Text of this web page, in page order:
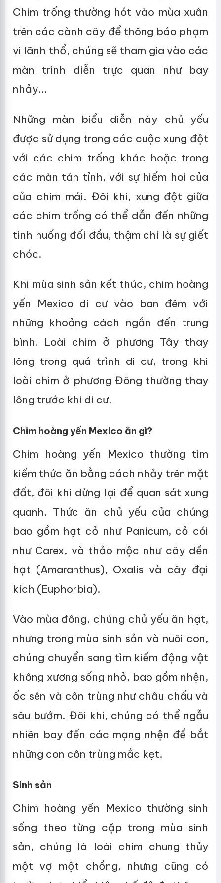
Chim trống thường hót vào mùa xuân
trên các cành cây để thông báo phạm
vi lãnh thổ, chúng sẽ tham gia vào các
màn trình diễn trực quan như bay
nhảy...
Những màn biểu diễn này chủ yếu
được sử dụng trong các cuộc xung đột
với các chim trống khác hoặc trong
các màn tán tỉnh, với sự hiếm hoi của
của chim mái. Đôi khi, xung đột giữa
các chim trống có thể dẫn đến những
tình huống đối đầu, thậm chí là sự giết
chóc.
Khi mùa sinh sản kết thúc, chim hoàng
yến Mexico di cư vào ban đêm với
những khoảng cách ngắn đến trung
bình. Loài chim ở phương Tây thay
lông trong quá trình di cư, trong khi
loài chim ở phương Đông thường thay
lông trước khi di cư.
Chim hoàng yến Mexico ăn gì?
Chim hoàng yến Mexico thường tìm
kiếm thức ăn bằng cách nhảy trên mặt
đất, đôi khi dừng lại để quan sát xung
quanh. Thức ăn chủ yếu của chúng
bao gồm hạt cỏ như Panicum, cỏ cói
như Carex, và thảo mộc như cây dền
hạt (Amaranthus), Oxalis và cây đại
kích (Euphorbia).
Vào mùa đông, chúng chủ yếu ăn hạt,
nhưng trong mùa sinh sản và nuôi con,
chúng chuyển sang tìm kiếm động vật
không xương sống nhỏ, bao gồm nhện,
ốc sên và côn trùng như châu chấu và
sâu bướm. Đôi khi, chúng có thể ngẫu
nhiên bay đến các mạng nhện để bắt
những con côn trùng mắc kẹt.
Sinh sản
Chim hoàng yến Mexico thường sinh
sống theo từng cặp trong mùa sinh
sản, chúng là loài chim chung thủy
một vợ một chồng, nhưng cũng có